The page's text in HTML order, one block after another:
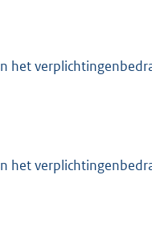
het
het